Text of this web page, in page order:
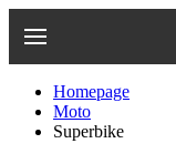
naar
Homepage
Moto
Superbike